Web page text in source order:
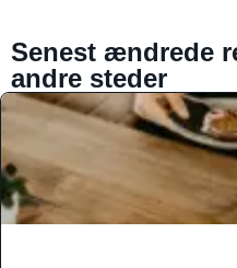
Senest ændrede
andre steder